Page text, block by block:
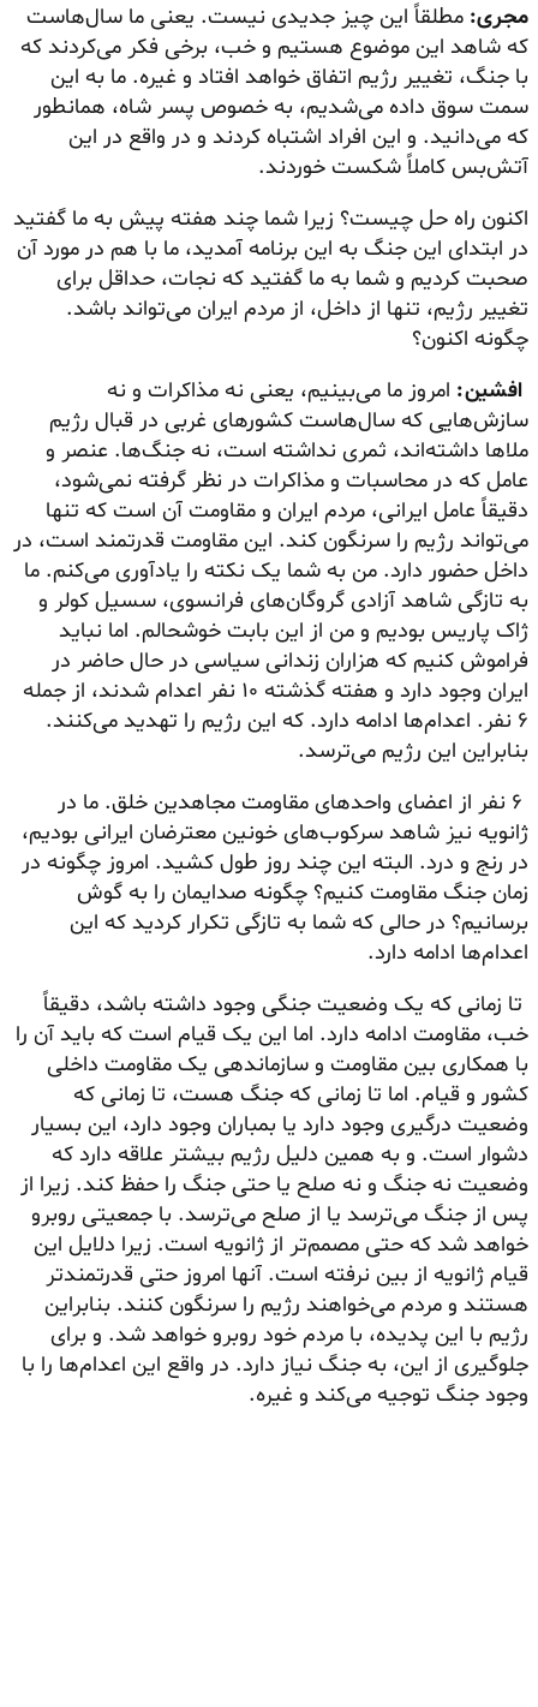
مجری: مطلقاً این چیز جدیدی نیست. یعنی ما سال‌هاست
که شاهد این موضوع هستیم و خب، برخی فکر می‌کردند که
با جنگ، تغییر رژیم اتفاق خواهد افتاد و غیره. ما به این
سمت سوق داده می‌شدیم، به خصوص پسر شاه، همانطور
که می‌دانید. و این افراد اشتباه کردند و در واقع در این
آتش‌بس کاملاً شکست خوردند.
اکنون راه حل چیست؟ زیرا شما چند هفته پیش به ما گفتید
در ابتدای این جنگ به این برنامه آمدید، ما با هم در مورد آن
صحبت کردیم و شما به ما گفتید که نجات، حداقل برای
تغییر رژیم، تنها از داخل، از مردم ایران می‌تواند باشد.
چگونه اکنون؟
افشین: امروز ما می‌بینیم، یعنی نه مذاکرات و نه
سازش‌هایی که سال‌هاست کشورهای غربی در قبال رژیم
ملاها داشته‌اند، ثمری نداشته است، نه جنگ‌ها. عنصر و
عامل که در محاسبات و مذاکرات در نظر گرفته نمی‌شود،
دقیقاً عامل ایرانی، مردم ایران و مقاومت آن است که تنها
می‌تواند رژیم را سرنگون کند. این مقاومت قدرتمند است، در
داخل حضور دارد. من به شما یک نکته را یادآوری می‌کنم. ما
به تازگی شاهد آزادی گروگان‌های فرانسوی، سسیل کولر و
ژاک پاریس بودیم و من از این بابت خوشحالم. اما نباید
فراموش کنیم که هزاران زندانی سیاسی در حال حاضر در
ایران وجود دارد و هفته گذشته ۱۰ نفر اعدام شدند، از جمله
۶ نفر. اعدام‌ها ادامه دارد. که این رژیم را تهدید می‌کنند.
بنابراین این رژیم می‌ترسد.
۶ نفر از اعضای واحدهای مقاومت مجاهدین خلق. ما در
ژانویه نیز شاهد سرکوب‌های خونین معترضان ایرانی بودیم،
در رنج و درد. البته این چند روز طول کشید. امروز چگونه در
زمان جنگ مقاومت کنیم؟ چگونه صدایمان را به گوش
برسانیم؟ در حالی که شما به تازگی تکرار کردید که این
اعدام‌ها ادامه دارد.
تا زمانی که یک وضعیت جنگی وجود داشته باشد، دقیقاً
خب، مقاومت ادامه دارد. اما این یک قیام است که باید آن را
با همکاری بین مقاومت و سازماندهی یک مقاومت داخلی
کشور و قیام. اما تا زمانی که جنگ هست، تا زمانی که
وضعیت درگیری وجود دارد یا بمباران وجود دارد، این بسیار
دشوار است. و به همین دلیل رژیم بیشتر علاقه دارد که
وضعیت نه جنگ و نه صلح یا حتی جنگ را حفظ کند. زیرا از
پس از جنگ می‌ترسد یا از صلح می‌ترسد. با جمعیتی روبرو
خواهد شد که حتی مصمم‌تر از ژانویه است. زیرا دلایل این
قیام ژانویه از بین نرفته است. آنها امروز حتی قدرتمندتر
هستند و مردم می‌خواهند رژیم را سرنگون کنند. بنابراین
رژیم با این پدیده، با مردم خود روبرو خواهد شد. و برای
جلوگیری از این، به جنگ نیاز دارد. در واقع این اعدام‌ها را با
وجود جنگ توجیه می‌کند و غیره.